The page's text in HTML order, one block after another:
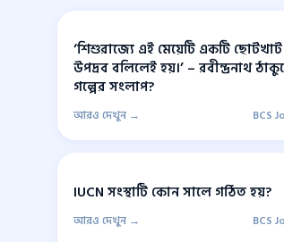
‘শিশুরাজ্যে এই মেয়েটি একটি ছোটখাট
উপদ্রব বলিলেই হয়।’ – রবীন্দ্রনাথ
গল্পের সংলাপ?
আরও দেখুন → BCS
IUCN সংস্থাটি কোন সালে গঠিত হয়?
আরও দেখুন → BCS